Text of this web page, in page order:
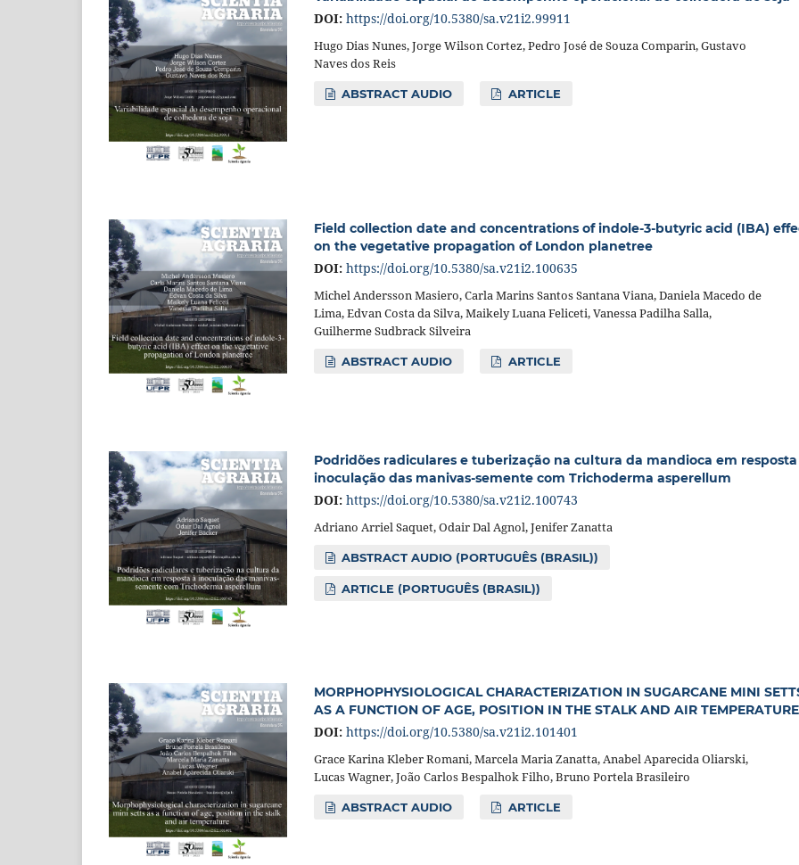
DOI: https://doi.org/10.5380/sa.v21i2.99911
Hugo Dias Nunes, Jorge Wilson Cortez, Pedro José de Souza Comparin, Gustavo
Naves dos Reis
ABSTRACT AUDIO ARTICLE
Field collection date and concentrations of indole-3-butyric acid (IBA)
on the vegetative propagation of London planetree
DOI: https://doi.org/10.5380/sa.v21i2.100635
Michel Andersson Masiero, Carla Marins Santos Santana Viana, Daniela Macedo de
Lima, Edvan Costa da Silva, Maikely Luana Feliceti, Vanessa Padilha Salla,
Guilherme Sudbrack Silveira
ABSTRACT AUDIO ARTICLE
Podridões radiculares e tuberização na cultura da mandioca em
inoculação das manivas-semente com Trichoderma asperellum
DOI: https://doi.org/10.5380/sa.v21i2.100743
Adriano Arriel Saquet, Odair Dal Agnol, Jenifer Zanatta
ABSTRACT AUDIO (PORTUGUÊS (BRASIL))
ARTICLE (PORTUGUÊS (BRASIL))
MORPHOPHYSIOLOGICAL CHARACTERIZATION IN SUGARCANE MINI
AS A FUNCTION OF AGE, POSITION IN THE STALK AND AIR TEMPERATURE
DOI: https://doi.org/10.5380/sa.v21i2.101401
Grace Karina Kleber Romani, Marcela Maria Zanatta, Anabel Aparecida Oliarski,
Lucas Wagner, João Carlos Bespalhok Filho, Bruno Portela Brasileiro
ABSTRACT AUDIO ARTICLE